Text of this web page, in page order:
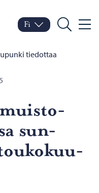
Porvoo – Siirry
Vaihda kieltä
Nykyinen kieli: Suomi
Fi
Hae
tiedottaa
muis­to­
sun­